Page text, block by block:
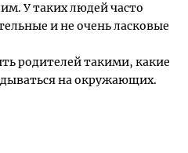
У таких людей часто
и не очень ласковые
родителей такими, какие
на окружающих.